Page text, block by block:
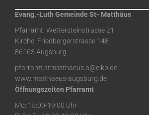
Evang.-Luth Gemeinde St- Matthäus
Pfarramt: Wettersteinstrasse 21
Kirche: Friedbergerstrasse 148
86163 Augsburg
pfarramt.stmatthaeus.a@elkb.de
www.matthaeus-augsburg.de
Öffnungszeiten Pfarramt
Mo: 15:00-19:00 Uhr